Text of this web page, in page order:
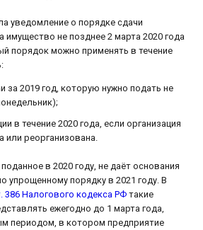
уведомление о порядке сдачи
имущество не позднее 2 марта 2020 года
порядок можно применять в течение
за 2019 год, которую нужно подать не
в течение 2020 года, если организация
или реорганизована.
в 2020 году, не даёт основания
упрощенному порядку в 2021 году. В
386 Налогового кодекса РФ такие
ежегодно до 1 марта года,
периодом, в котором предприятие